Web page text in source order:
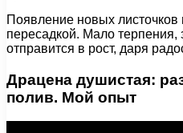
Появление новых
пересадкой. Мало терпения,
отправится в рост, даря
Драцена душистая:
полив. Мой опыт